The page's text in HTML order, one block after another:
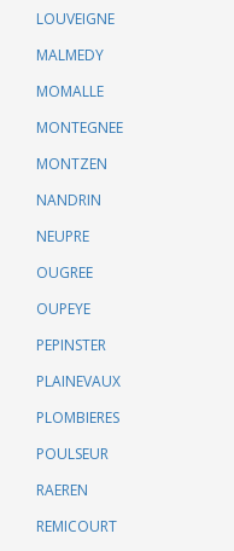
LOUVEIGNE
MALMEDY
MOMALLE
MONTEGNEE
MONTZEN
NANDRIN
NEUPRE
OUGREE
OUPEYE
PEPINSTER
PLAINEVAUX
PLOMBIERES
POULSEUR
RAEREN
REMICOURT